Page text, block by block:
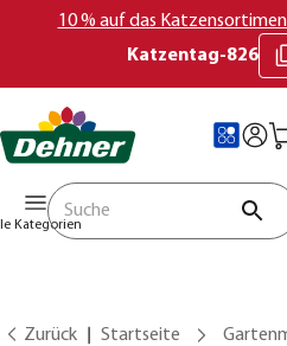
10 % auf das
Katzentag-826
Kategorien
Zurück Startseite